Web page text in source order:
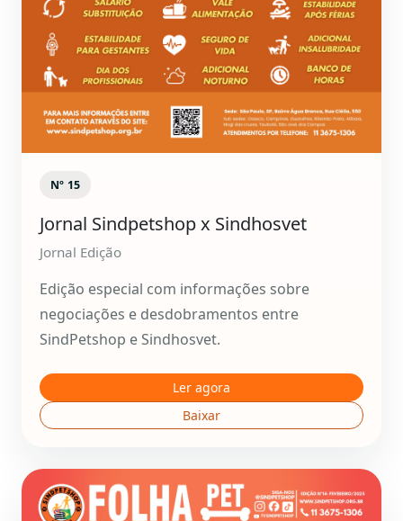
Nº 15
Jornal Sindpetshop x Sindhosvet
Jornal Edição
Edição especial com informações sobre
negociações e desdobramentos entre
SindPetshop e Sindhosvet.
Ler agora
Baixar